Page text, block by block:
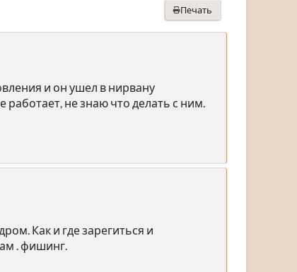
Печать
и он ушел в нирвану
не знаю что делать с ним.
Как и где зарегиться и
. фишинг.